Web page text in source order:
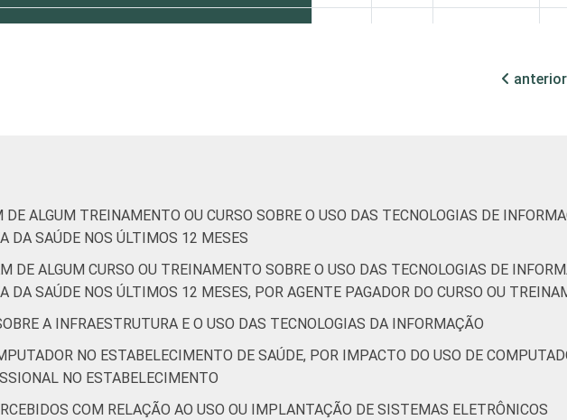
Estudos para o Desenvolvimento da Sociedade da Informação (Cetic.br), Pesquisa
anterior
ALGUM TREINAMENTO OU CURSO SOBRE O USO DAS TECNOLOGIAS DE
DA SAÚDE NOS ÚLTIMOS 12 MESES
DE ALGUM CURSO OU TREINAMENTO SOBRE O USO DAS TECNOLOGIAS DE
DA SAÚDE NOS ÚLTIMOS 12 MESES, POR AGENTE PAGADOR DO CURSO OU
A INFRAESTRUTURA E O USO DAS TECNOLOGIAS DA INFORMAÇÃO
NO ESTABELECIMENTO DE SAÚDE, POR IMPACTO DO USO DE
NO ESTABELECIMENTO
COM RELAÇÃO AO USO OU IMPLANTAÇÃO DE SISTEMAS ELETRÔNICOS